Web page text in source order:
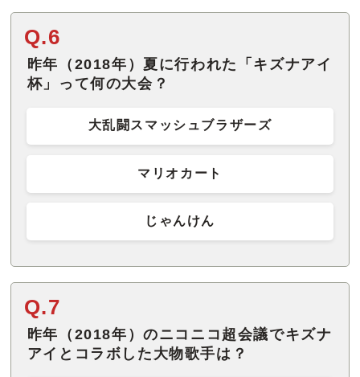
Q.6
昨年（2018年）夏に行われた「キズナアイ
杯」って何の大会？
大乱闘スマッシュブラザーズ
マリオカート
じゃんけん
Q.7
昨年（2018年）のニコニコ超会議でキズナ
アイとコラボした大物歌手は？